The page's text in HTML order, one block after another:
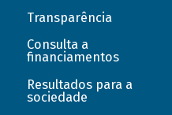
Transparência
Consulta a
financiamentos
Resultados para a
sociedade